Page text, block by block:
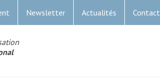
Newsletter Actualités
l